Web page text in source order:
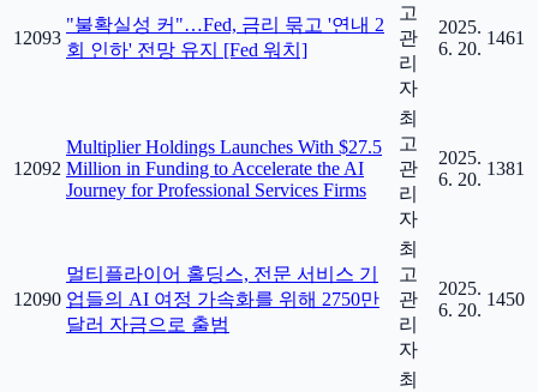
12093
"불확실성 커"…Fed, 금리 묶고 '연내 2
회 인하' 전망 유지 [Fed 워치]
고
관
리
자
2025.
6. 20.
1461
12092
Multiplier Holdings Launches With $27.5
Million in Funding to Accelerate the AI
Journey for Professional Services Firms
최
고
관
리
자
2025.
6. 20.
1381
12090
멀티플라이어 홀딩스, 전문 서비스 기
업들의 AI 여정 가속화를 위해 2750만
달러 자금으로 출범
최
고
관
리
자
2025.
6. 20.
1450
최